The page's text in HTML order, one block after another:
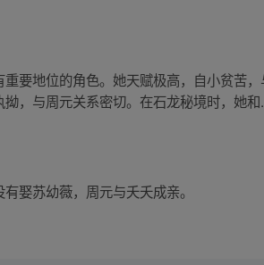
要地位的角色。她天赋极高，自小贫苦
，与周元关系密切。在石龙秘境时，她和
娶苏幼薇，周元与夭夭成亲。